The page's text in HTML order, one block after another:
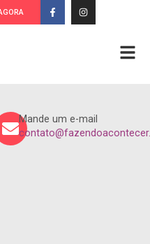
Mande um e-mail